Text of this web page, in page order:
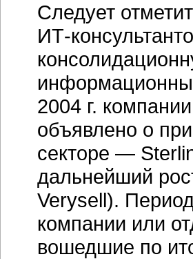
Следует
ИТ-
2004 г.
объявлено о
секторе —
дальнейший
Verysell).
компании или
вошедшие по